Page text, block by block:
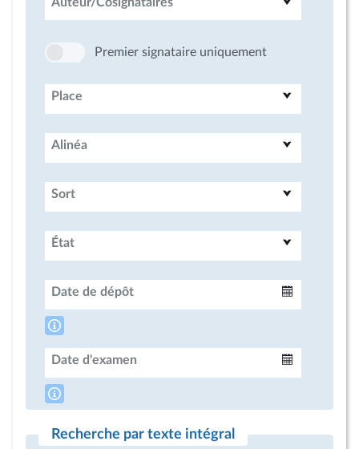
Premier signataire uniquement
Place
Alinéa
Sort
État
Date de dépôt
Date d'examen
Recherche par texte intégral